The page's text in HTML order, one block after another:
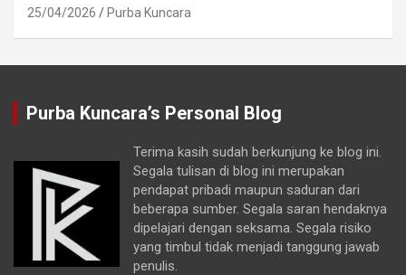
25/04/2026 Purba Kuncara
Purba Kuncara’s Personal Blog
Terima kasih sudah berkunjung ke blog ini.
Segala tulisan di blog ini merupakan
pendapat pribadi maupun saduran dari
beberapa sumber. Segala saran hendaknya
dipelajari dengan seksama. Segala risiko
yang timbul tidak menjadi tanggung jawab
penulis.